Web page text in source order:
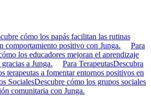
cómo los papás facilitan las rutinas
comportamiento positivo con Junga.
Para
los educadores mejoran el aprendizaje
a Junga.
Para TerapeutasDescubra
terapeutas a fomentar entornos positivos en
SocialesDescubre cómo los grupos sociales
comunitaria con Junga.